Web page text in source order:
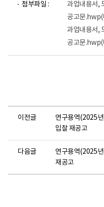
첨부파일 : 과업내용서,
공고문.hwp
과업내용서,
공고문.hwp
이전글
연구용역(2025
입찰 재공고
다음글
연구용역(2025
재공고